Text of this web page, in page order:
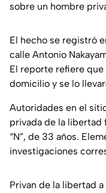
sobre un hombre
El hecho se registró
calle Antonio
El reporte refiere
domicilio y se lo
Autoridades en el
privada de la libertad
“N”, de 33 años.
investigaciones
Privan de la libertad